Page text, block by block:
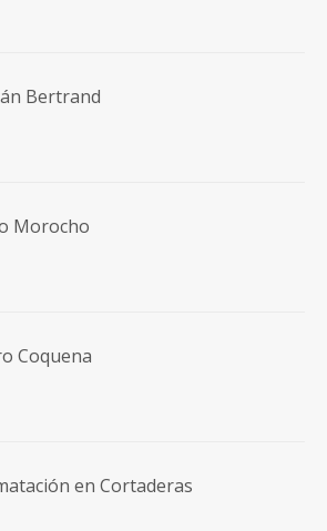
Bertrand
Morocho
Coquena
en Cortaderas